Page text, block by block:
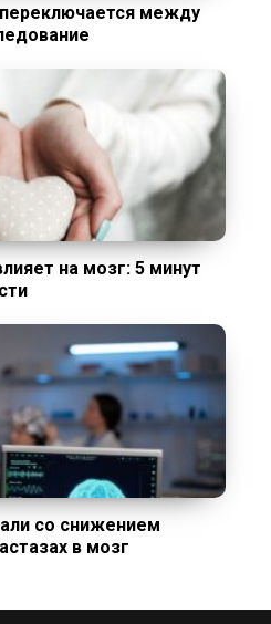
между
на мозг: 5 минут
со снижением
в мозг